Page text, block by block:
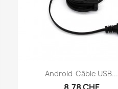
Anteprima
Android-Câble USB...